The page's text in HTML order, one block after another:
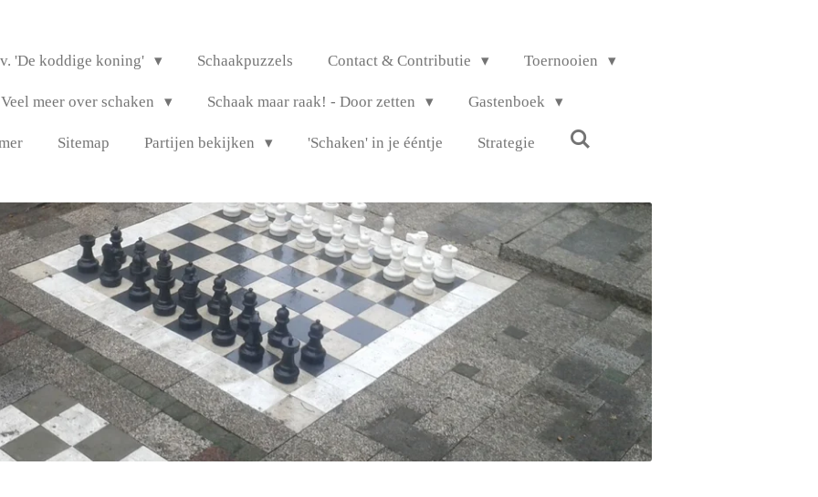
'De koddige koning' Schaakpuzzels Contact & Contributie Toernooien
Veel meer over schaken Schaak maar raak! - Door zetten Gastenboek
Sitemap Partijen bekijken 'Schaken' in je ééntje Strategie